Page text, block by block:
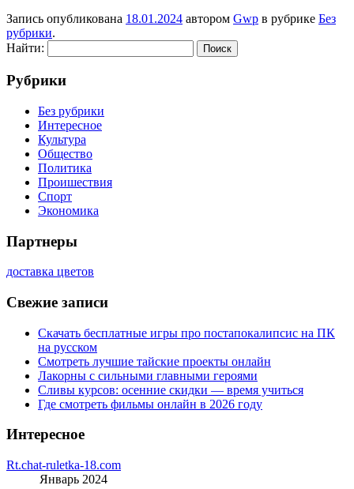
Запись опубликована 18.01.2024 автором Gwp в рубрике Без
рубрики.
Найти:
Рубрики
Без рубрики
Интересное
Культура
Общество
Политика
Проишествия
Спорт
Экономика
Партнеры
доставка цветов
Свежие записи
Скачать бесплатные игры про постапокалипсис на ПК
на русском
Смотреть лучшие тайские проекты онлайн
Лакорны с сильными главными героями
Сливы курсов: осенние скидки — время учиться
Где смотреть фильмы онлайн в 2026 году
Интересное
Rt.chat-ruletka-18.com
Январь 2024